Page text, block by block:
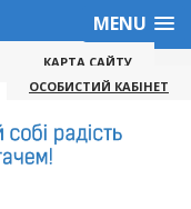
MENU
КАРТА САЙТУ
ОСОБИСТИЙ КАБІНЕТ